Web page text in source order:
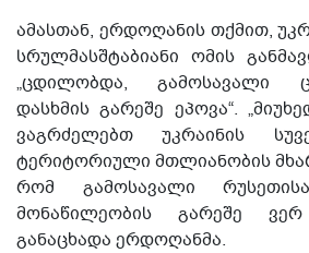
ამასთან, ერდოღანის თქმით,
სრულმასშტაბიანი ომის
„ცდილობდა, გამოსავალი
დასხმის გარეშე ეპოვა“.
ვაგრძელებთ უკრაინის
ტერიტორიული მთლიანობის
რომ გამოსავალი
მონაწილეობის გარეშე
განაცხადა ერდოღანმა.